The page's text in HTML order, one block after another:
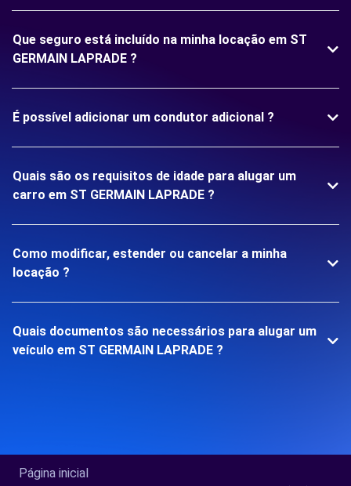
Que seguro está incluído na minha locação em ST
GERMAIN LAPRADE ?
É possível adicionar um condutor adicional ?
Quais são os requisitos de idade para alugar um
carro em ST GERMAIN LAPRADE ?
Como modificar, estender ou cancelar a minha
locação ?
Quais documentos são necessários para alugar um
veículo em ST GERMAIN LAPRADE ?
Página inicial